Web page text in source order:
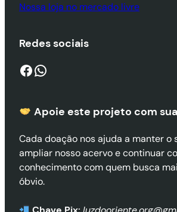
Nossa loja no mercado livre
Redes sociais
Facebook WhatsApp
Apoie este projeto com
Cada doação nos ajuda a manter o
ampliar nosso acervo e continuar
conhecimento com quem busca
óbvio.